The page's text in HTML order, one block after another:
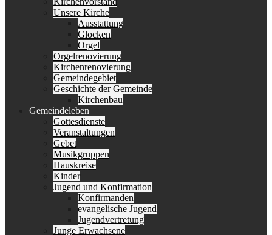
Unsere Kirche
Ausstattung
Glocken
Orgel
Orgelrenovierung
Kirchenrenovierung
Gemeindegebiet
Geschichte der Gemeinde
Kirchenbau
Gemeindeleben
Gottesdienste
Veranstaltungen
Gebet
Musikgruppen
Hauskreise
Kinder
Jugend und Konfirmation
Konfirmanden
evangelische Jugend
Jugendvertretung
Junge Erwachsene